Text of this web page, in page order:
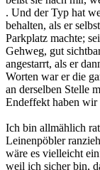
. Und der Typ hat
behalten, als er
Parkplatz machte;
Gehweg, gut
angestarrt, als er
Worten war er die
an derselben Stelle
Endeffekt haben wir
Ich bin allmählich
Leinenpöbler
wäre es vielleicht
weil ich sicher bin,